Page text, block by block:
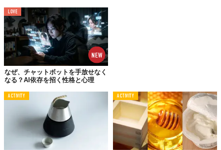
フレーバーだってこんなに。もも、ゆず、りんごをはじめ、農家
さんとコラボした数量限定フレーバーにも注目だ。今でいうと、
新潟県産イチゴ「越後姫」や、幻の洋ナシ「ル レクチエ」（「ル
レクチエ」の詳細はぜひコチラ
んわりおいしいおつまみにもなる。フルーツをみんなで交換し合
うのも楽しそうだ。
いろんな飲み物に化ける
LOVE
なぜ、チャットボットを手放せなく
なる？AI依存を招く性格と心理
ACTIVITY ACTIVITY